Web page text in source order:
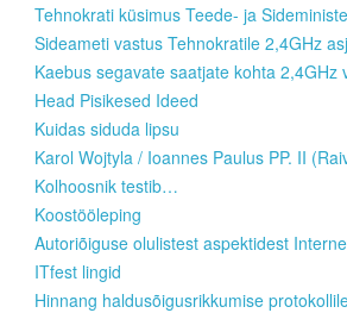
Tehnokrati küsimus Teede- ja
Sideameti vastus Tehnokratile 2,4GHz
Kaebus segavate saatjate kohta 2,4GHz
Head Pisikesed Ideed
Kuidas siduda lipsu
Karol Wojtyla / Ioannes Paulus PP. II
Kolhoosnik testib…
Koostööleping
Autoriõiguse olulistest aspektidest
ITfest lingid
Hinnang haldusõigusrikkumise